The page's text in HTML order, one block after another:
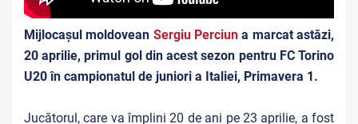
Mijlocașul moldovean Sergiu Perciun a marcat astăzi,
20 aprilie, primul gol din acest sezon pentru FC Torino
U20 în campionatul de juniori a Italiei, Primavera 1.
Jucătorul, care va împlini 20 de ani pe 23 aprilie, a fost